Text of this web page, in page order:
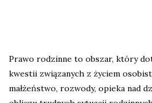
Prawo rodzinne to obszar, który
kwestii związanych z życiem
małżeństwo, rozwody, opieka nad